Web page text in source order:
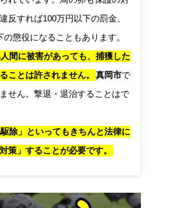
反すれば100万円以下の罰金、
の懲役になることもあります。
間に被害があっても、捕獲した
ことは許されません。
真岡市で
せん。撃退・退治することはで
駆除」といってもきちんと法律に
策」することが必要です。